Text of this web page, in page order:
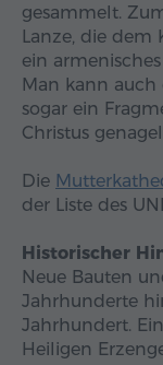
gesammelt.
Lanze, die dem
ein
Man kann
sogar ein
Christus
Die
der Liste des
Historischer
Neue Bauten
Jahrhunderte
Jahrhundert.
Heiligen